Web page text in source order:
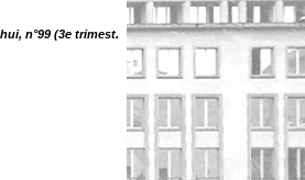
n°99 (3e trimest.